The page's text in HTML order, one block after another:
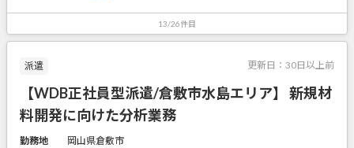
13/26件目
派遣 更新日： 30日以上前
【WDB正社員型派遣/倉敷市水島エリア】 新規材
料開発に向けた分析業務
勤務地
岡山県倉敷市